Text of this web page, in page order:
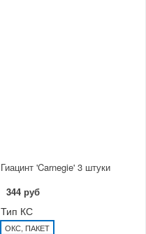
Гиацинт 'Carnegie' 3 штуки
344 руб
Тип КС
ОКС, ПАКЕТ